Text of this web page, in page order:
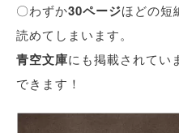
〇わずか30ページほどの短
読めてしまいます。
青空文庫にも掲載されてい
できます！